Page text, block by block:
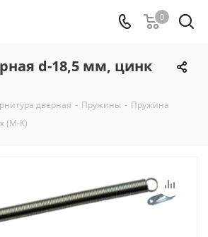
0
d-18,5 мм, цинк
дверная - Пружины - Пружина
(М-К)